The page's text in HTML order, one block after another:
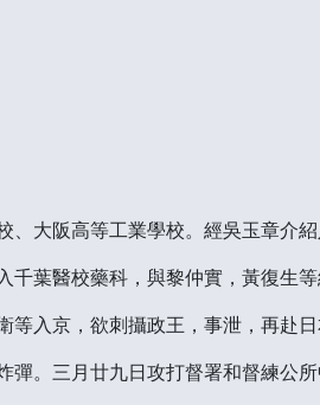
大阪高等工業學校。經吳玉章介
葉醫校藥科，與黎仲實，黃復生
入京，欲刺攝政王，事泄，再赴
。三月廿九日攻打督署和督練公